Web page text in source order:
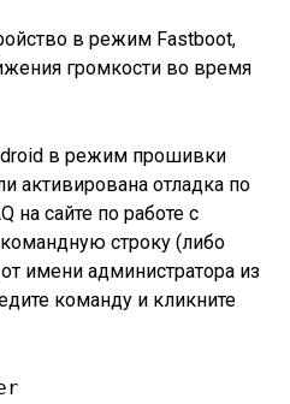
в режим Fastboot,
громкости во время
в режим прошивки
активирована отладка по
на сайте по работе с
командную строку (либо
имени администратора из
команду и кликните